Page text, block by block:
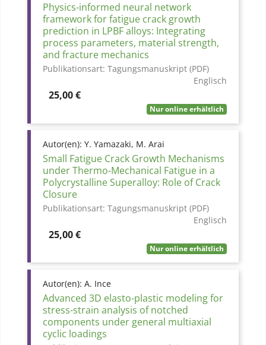
Physics-informed neural network
framework for fatigue crack growth
prediction in LPBF alloys: Integrating
process parameters, material strength,
and fracture mechanics
Publikationsart: Tagungsmanuskript (PDF)
Englisch
Preis
25,00 €
Nur online erhältlich
Autor(en): Y. Yamazaki, M. Arai
Small Fatigue Crack Growth Mechanisms
under Thermo-Mechanical Fatigue in a
Polycrystalline Superalloy: Role of Crack
Closure
Publikationsart: Tagungsmanuskript (PDF)
Englisch
Preis
25,00 €
Nur online erhältlich
Autor(en): A. Ince
Advanced 3D elasto-plastic modeling for
stress-strain analysis of notched
components under general multiaxial
cyclic loadings